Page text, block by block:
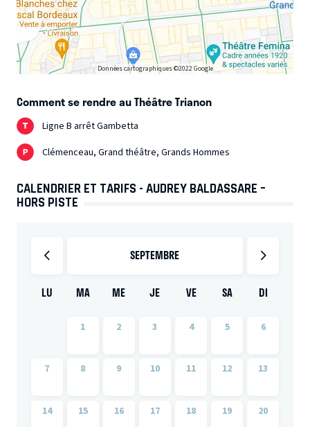
Données cartographiques ©2022 Google
Comment se rendre au Théâtre Trianon
Ligne B arrêt Gambetta
Clémenceau, Grand théâtre, Grands Hommes
CALENDRIER ET TARIFS - AUDREY BALDASSARE –
HORS PISTE
SEPTEMBRE
LU MA ME JE VE SA DI
1 2 3 4 5 6
7 8 9 10 11 12 13
14 15 16 17 18 19 20